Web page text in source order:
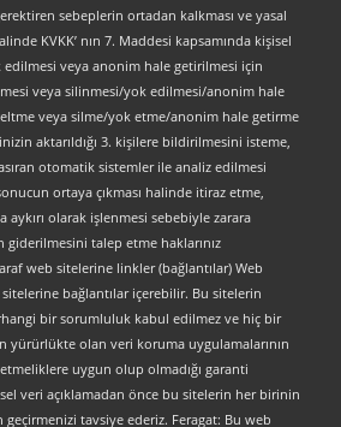
sebeplerin ortadan kalkması ve yasal
KVKK’ nın 7. Maddesi kapsamında kişisel
veya anonim hale getirilmesi için
veya silinmesi/yok edilmesi/anonim hale
veya silme/yok etme/anonim hale getirme
aktarıldığı 3. kişilere bildirilmesini isteme,
otomatik sistemler ile analiz edilmesi
ortaya çıkması halinde itiraz etme,
olarak işlenmesi sebebiyle zarara
giderilmesini talep etme haklarınız
web sitelerine linkler (bağlantılar) Web
bağlantılar içerebilir. Bu sitelerin
bir sorumluluk kabul edilmez ve hiç bir
yürürlükte olan veri koruma uygulamalarının
uygun olup olmadığı garanti
veri açıklamadan önce bu sitelerin her birinin
geçirmenizi tavsiye ederiz. Feragat: Bu web